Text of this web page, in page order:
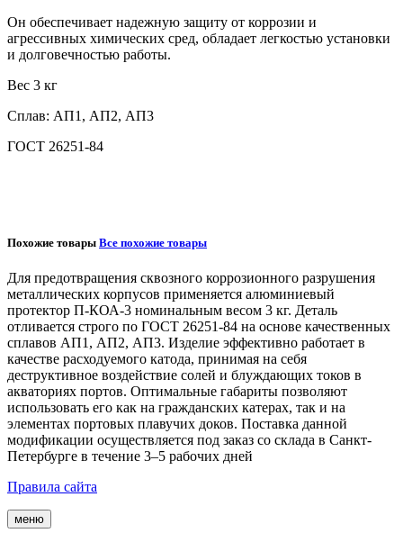
Он обеспечивает надежную защиту от коррозии и
агрессивных химических сред, обладает легкостью установки
и долговечностью работы.
Вес 3 кг
Сплав: АП1, АП2, АП3
ГОСТ 26251-84
Похожие товары Все похожие товары
Для предотвращения сквозного коррозионного разрушения
металлических корпусов применяется алюминиевый
протектор П-КОА-3 номинальным весом 3 кг. Деталь
отливается строго по ГОСТ 26251-84 на основе качественных
сплавов АП1, АП2, АП3. Изделие эффективно работает в
качестве расходуемого катода, принимая на себя
деструктивное воздействие солей и блуждающих токов в
акваториях портов. Оптимальные габариты позволяют
использовать его как на гражданских катерах, так и на
элементах портовых плавучих доков. Поставка данной
модификации осуществляется под заказ со склада в Санкт-
Петербурге в течение 3–5 рабочих дней
Правила сайта
меню